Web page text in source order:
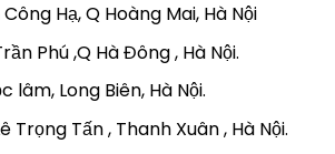
Hạ, Q Hoàng Mai, Hà Nội
Phú ,Q Hà Đông , Hà Nội.
lâm, Long Biên, Hà Nội.
Trọng Tấn , Thanh Xuân , Hà Nội.